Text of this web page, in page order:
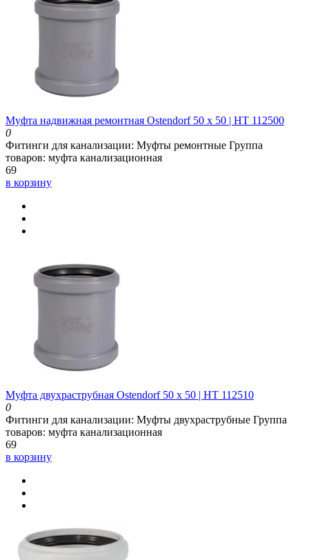
Муфта надвижная ремонтная Ostendorf 50 х 50 | HT 112500
0
Фитинги для канализации: Муфты ремонтные Группа
товаров: муфта канализационная
69
в корзину
Муфта двухраструбная Ostendorf 50 х 50 | HT 112510
0
Фитинги для канализации: Муфты двухраструбные Группа
товаров: муфта канализационная
69
в корзину